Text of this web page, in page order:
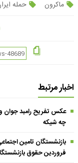
ماکرون حمله
اخبار مرتبط
عکس تفریح رامبد جوان
چه شیکه
فروردین حقوق